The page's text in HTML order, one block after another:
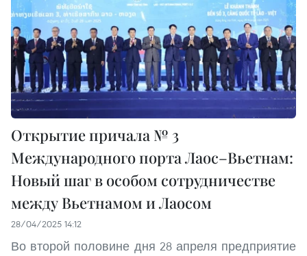
Открытие причала № 3
Международного порта Лаос–Вьетнам:
Новый шаг в особом сотрудничестве
между Вьетнамом и Лаосом
28/04/2025 14:12
Во второй половине дня 28 апреля предприятие